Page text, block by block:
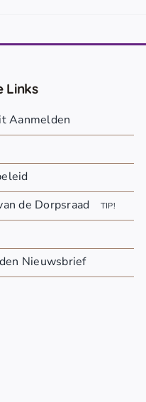
Links
Aanmelden
de Dorpsraad
TIP!
Nieuwsbrief